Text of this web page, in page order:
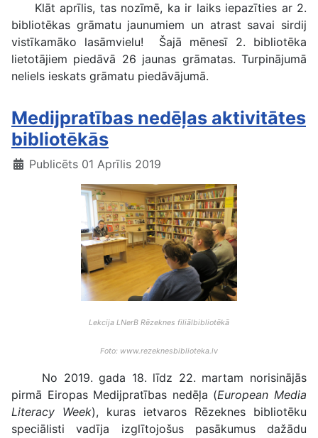
Klāt aprīlis, tas nozīmē, ka ir laiks iepazīties ar 2.
bibliotēkas grāmatu jaunumiem un atrast savai sirdij
vistīkamāko lasāmvielu!
Šajā mēnesī 2. bibliotēka
lietotājiem piedāvā 26 jaunas grāmatas. Turpinājumā
neliels ieskats grāmatu piedāvājumā.
Medijpratības nedēļas aktivitātes
bibliotēkās
Publicēts 01 Aprīlis 2019
Lekcija LNerB Rēzeknes filiālbibliotēkā
Foto: www.rezeknesbiblioteka.lv
No 2019. gada 18. līdz 22. martam norisinājās
pirmā Eiropas Medijpratības nedēļa (European Media
Literacy Week), kuras ietvaros Rēzeknes bibliotēku
speciālisti vadīja izglītojošus pasākumus dažādu